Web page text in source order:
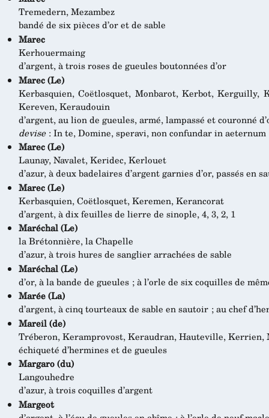
Tremedern, Mezambez
bandé de six pièces d’or et de sable
Marec
Kerhouermaing
d’argent, à trois roses de gueules boutonnées d’or
Marec (Le)
Kerbasquien, Coëtlosquet, Monbarot, Kerbot, Kerguilly,
Kereven, Keraudouin
d’argent, au lion de gueules, armé, lampassé et couronné
devise: In te, Domine, speravi, non confundar in aeternum
Marec (Le)
Launay, Navalet, Keridec, Kerlouet
d’azur, à deux badelaires d’argent garnies d’or, passés en
Marec (Le)
Kerbasquien, Coëtlosquet, Keremen, Kerancorat
d’argent, à dix feuilles de lierre de sinople, 4, 3, 2, 1
Maréchal (Le)
la Brétonnière, la Chapelle
d’azur, à trois hures de sanglier arrachées de sable
Maréchal (Le)
d’or, à la bande de gueules ; à l’orle de six coquilles de
Marée (La)
d’argent, à cinq tourteaux de sable en sautoir ; au chef
Mareil (de)
Tréberon, Keramprovost, Keraudran, Hauteville, Kerrien,
échiqueté d’hermines et de gueules
Margaro (du)
Langouhedre
d’azur, à trois coquilles d’argent
Margeot